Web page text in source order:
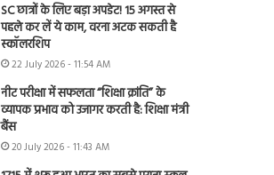
SC छात्रों के लिए बड़ा अपडेट! 15 अगस्त से
पहले कर लें ये काम, वरना अटक सकती है
स्कॉलरशिप
22 July 2026 - 11:54 AM
नीट परीक्षा में सफलता “शिक्षा क्रांति” के
व्यापक प्रभाव को उजागर करती है: शिक्षा मंत्री
बैंस
20 July 2026 - 11:43 AM